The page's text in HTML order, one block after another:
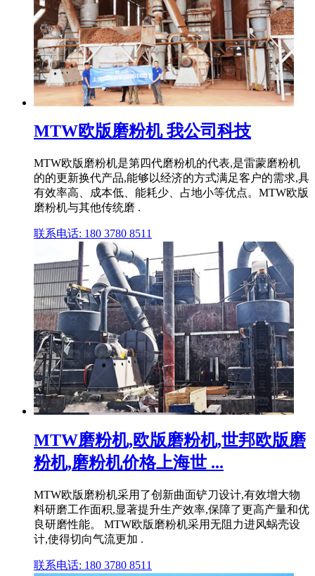
MTW欧版磨粉机 我公司科技
MTW欧版磨粉机是第四代磨粉机的代表,是雷蒙磨粉机
的的更新换代产品,能够以经济的方式满足客户的需求,具
有效率高、成本低、能耗少、占地小等优点。MTW欧版
磨粉机与其他传统磨 .
联系电话: 180 3780 8511
MTW磨粉机,欧版磨粉机,世邦欧版磨
粉机,磨粉机价格上海世 ...
MTW欧版磨粉机采用了创新曲面铲刀设计,有效增大物
料研磨工作面积,显著提升生产效率,保障了更高产量和优
良研磨性能。 MTW欧版磨粉机采用无阻力进风蜗壳设
计,使得切向气流更加 .
联系电话: 180 3780 8511